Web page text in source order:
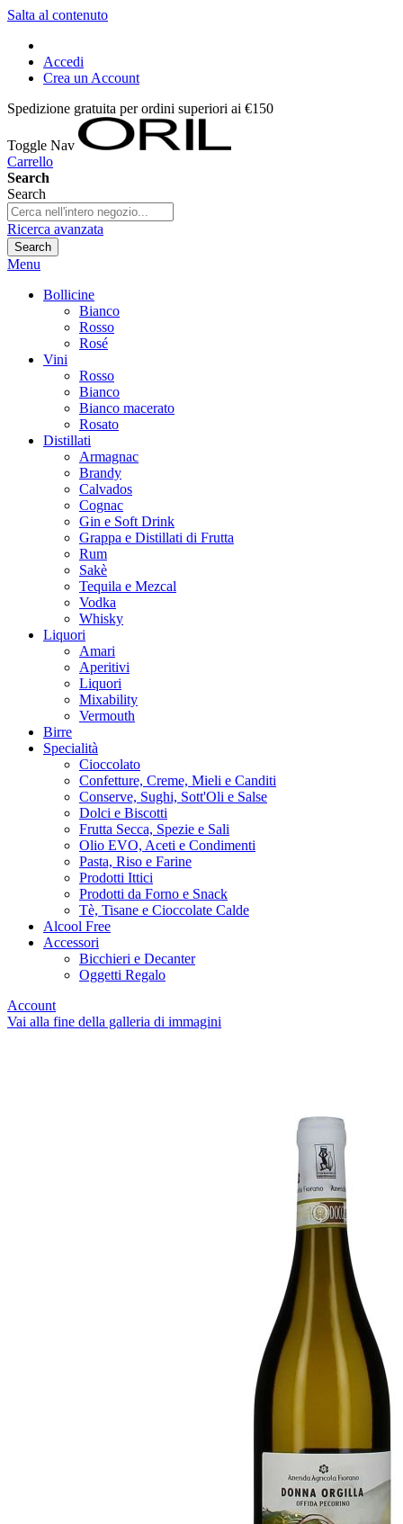
Salta al contenuto
Accedi
Crea un Account
Spedizione gratuita per ordini superiori ai €150
Toggle Nav
Carrello
Search
Search
Ricerca avanzata
Search
Menu
Bollicine
Bianco
Rosso
Rosé
Vini
Rosso
Bianco
Bianco macerato
Rosato
Distillati
Armagnac
Brandy
Calvados
Cognac
Gin e Soft Drink
Grappa e Distillati di Frutta
Rum
Sakè
Tequila e Mezcal
Vodka
Whisky
Liquori
Amari
Aperitivi
Liquori
Mixability
Vermouth
Birre
Specialità
Cioccolato
Confetture, Creme, Mieli e Canditi
Conserve, Sughi, Sott'Oli e Salse
Dolci e Biscotti
Frutta Secca, Spezie e Sali
Olio EVO, Aceti e Condimenti
Pasta, Riso e Farine
Prodotti Ittici
Prodotti da Forno e Snack
Tè, Tisane e Cioccolate Calde
Alcool Free
Accessori
Bicchieri e Decanter
Oggetti Regalo
Account
Vai alla fine della galleria di immagini